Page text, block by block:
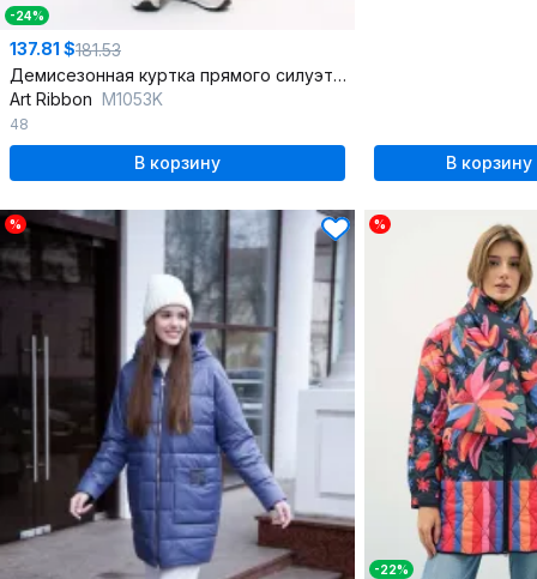
-24%
137.81 $181.53
Демисезонная куртка прямого силуэта из плащевки
Art Ribbon M1053K
48
В корзину В корзину
% %
-22%